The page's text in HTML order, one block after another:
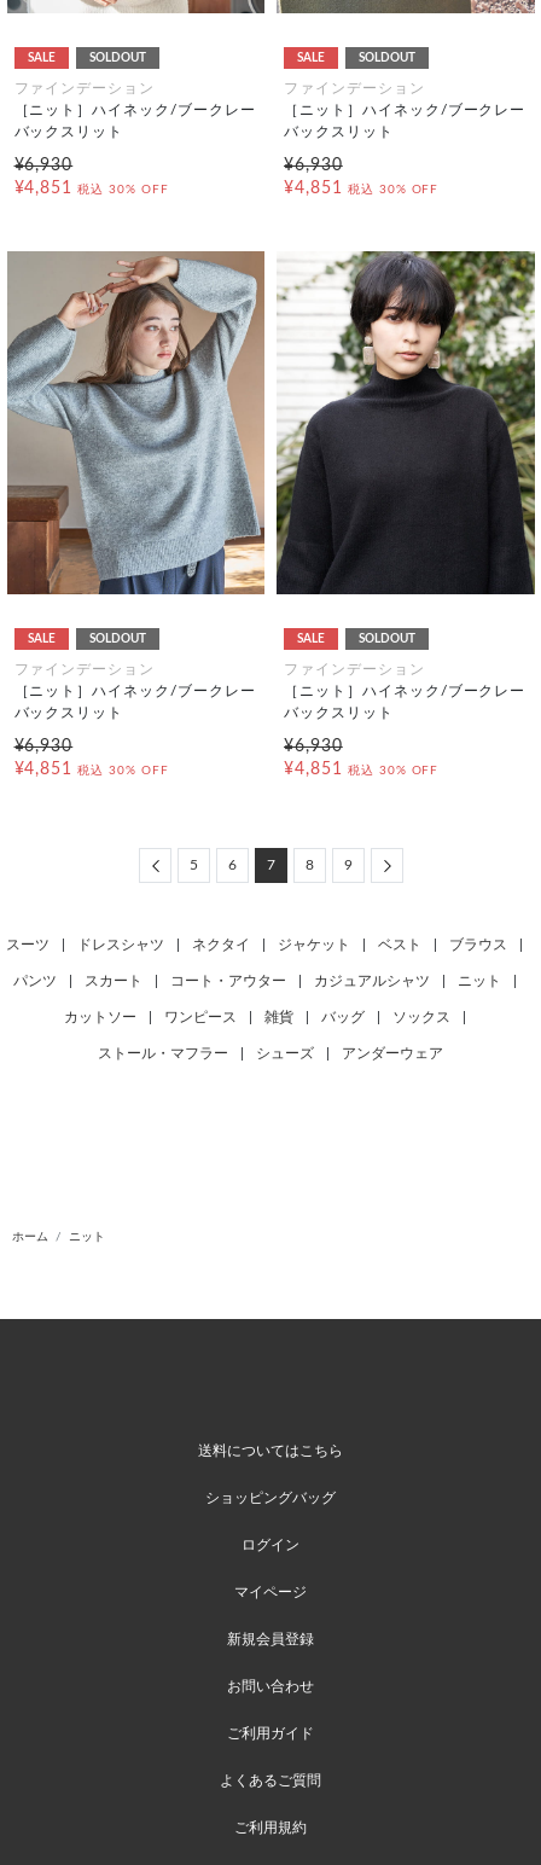
SALE SOLDOUT
ファインデーション
［ニット］ハイネック/ブークレー
バックスリット
¥6,930
¥4,851
税込 30% OFF
SALE SOLDOUT
ファインデーション
［ニット］ハイネック/ブークレー
バックスリット
¥6,930
¥4,851 税込 30% OFF
SALE SOLDOUT
ファインデーション
［ニット］ハイネック/ブークレー
バックスリット
¥6,930
¥4,851
税込 30% OFF
SALE SOLDOUT
ファインデーション
［ニット］ハイネック/ブークレー
バックスリット
¥6,930
¥4,851 税込 30% OFF
Previous
5 6 7 8 9 Next
スーツ ドレスシャツ ネクタイ ジャケット ベスト ブラウス
パンツ スカート コート・アウター カジュアルシャツ ニット
カットソー ワンピース 雑貨 バッグ ソックス
ストール・マフラー シューズ アンダーウェア
ホーム ニット
送料についてはこちら
ショッピングバッグ
ログイン
マイページ
新規会員登録
お問い合わせ
ご利用ガイド
よくあるご質問
ご利用規約